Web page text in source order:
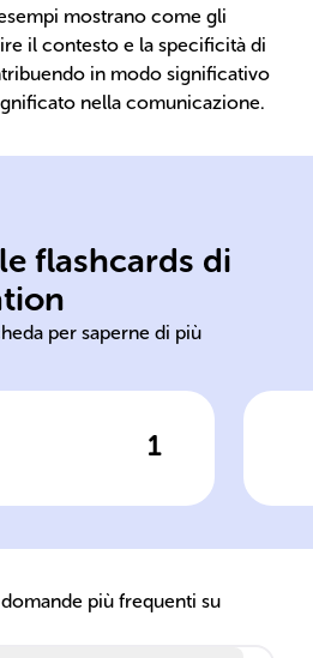
mostrano come gli
il contesto e la specificità di
in modo significativo
nella comunicazione.
flashcards di
per saperne di più
1
(il, lo, la, i,
entità già
più frequenti su